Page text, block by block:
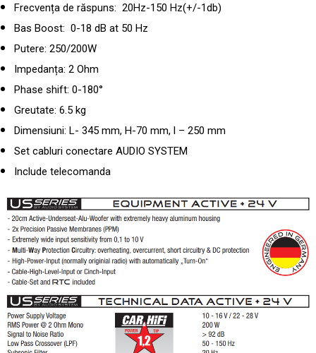
Frecvența de răspuns: 20Hz-150 Hz(+/-1db)
Bas Boost: 0-18 dB at 50 Hz
Putere: 250/200W
Impedanța: 2 Ohm
Phase shift: 0-180°
Greutate: 6.5 kg
Dimensiuni: L- 345 mm, H-70 mm, l – 250 mm
Set cabluri conectare AUDIO SYSTEM
Include telecomanda